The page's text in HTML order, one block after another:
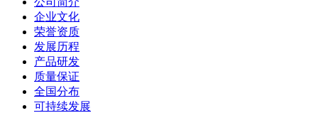
企业文化
荣誉资质
发展历程
产品研发
质量保证
全国分布
可持续发展